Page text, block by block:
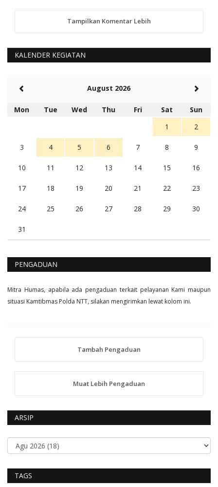
anggy (anakkaos@gmail.com)
Kami perantu bisa baca langsung terkait Pilkada Sumba
5 tahun Yang lalu
Rambu (rambu03@gmail.com)
Berita Polres Sumba Barat Mantap
5 tahun Yang lalu
Balas
16
Tampilkan Komentar Lebih
KALENDER KEGIATAN
August 2026
Mon Tue Wed Thu Fri Sat
Sun
1
2
3 4 5 6 7 8 9
10 11 12 13 14 15 16
17 18 19 20 21 22 23
24 25 26 27 28 29 30
31
PENGADUAN
Mitra Humas, apabila ada pengaduan terkait pelayanan Kami maupun
situasi Kamtibmas Polda NTT, silakan mengirimkan lewat kolom ini.
Tambah Pengaduan
Muat Lebih Pengaduan
ARSIP
TAGS